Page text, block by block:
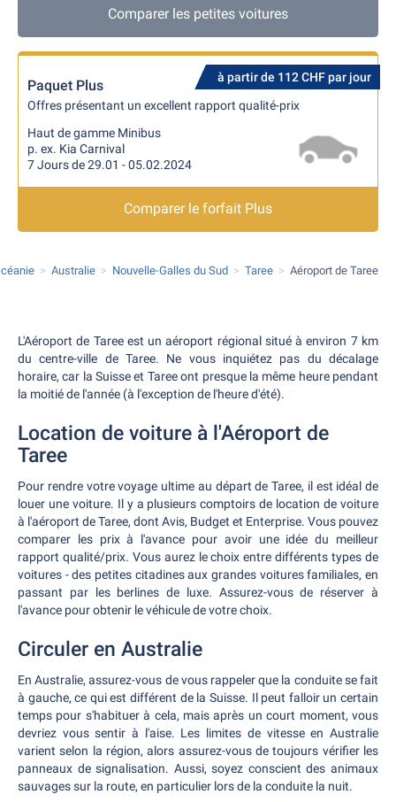
Comparer les petites voitures
à partir de 112 CHF par jour
Paquet Plus
Offres présentant un excellent rapport qualité-prix
Haut de gamme Minibus
p. ex. Kia Carnival
7 Jours de 29.01 - 05.02.2024
Comparer le forfait Plus
Australie Nouvelle-Galles du Sud Taree Aéroport de Taree
L'Aéroport de Taree est un aéroport régional situé à environ 7 km
du centre-ville de Taree. Ne vous inquiétez pas du décalage
horaire, car la Suisse et Taree ont presque la même heure pendant
la moitié de l'année (à l'exception de l'heure d'été).
Location de voiture à l'Aéroport de
Taree
Pour rendre votre voyage ultime au départ de Taree, il est idéal de
louer une voiture. Il y a plusieurs comptoirs de location de voiture
à l'aéroport de Taree, dont Avis, Budget et Enterprise. Vous pouvez
comparer les prix à l'avance pour avoir une idée du meilleur
rapport qualité/prix. Vous aurez le choix entre différents types de
voitures - des petites citadines aux grandes voitures familiales, en
passant par les berlines de luxe. Assurez-vous de réserver à
l'avance pour obtenir le véhicule de votre choix.
Circuler en Australie
En Australie, assurez-vous de vous rappeler que la conduite se fait
à gauche, ce qui est différent de la Suisse. Il peut falloir un certain
temps pour s'habituer à cela, mais après un court moment, vous
devriez vous sentir à l'aise. Les limites de vitesse en Australie
varient selon la région, alors assurez-vous de toujours vérifier les
panneaux de signalisation. Aussi, soyez conscient des animaux
sauvages sur la route, en particulier lors de la conduite la nuit.